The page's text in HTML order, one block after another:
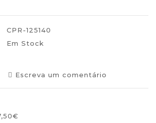
CPR-125140
Em Stock
Escreva um comentário